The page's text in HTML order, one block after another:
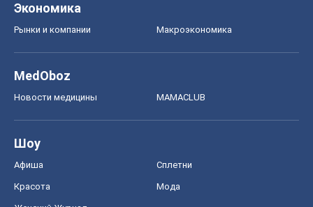
Экономика
Рынки и компании Mакроэкономика
MedOboz
Новости медицины MAMACLUB
Шоу
Афиша Сплетни
Красота Мода